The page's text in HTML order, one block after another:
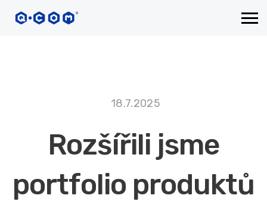
18.7.2025
Rozšířili jsme
portfolio produktů